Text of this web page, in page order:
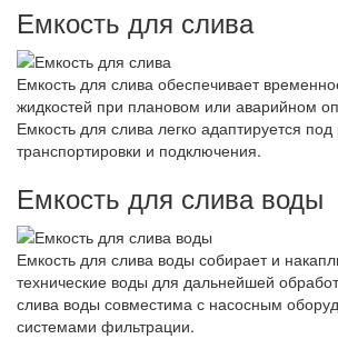
Емкость для слива
Емкость для слива обеспечивает
жидкостей при плановом или аварийном
Емкость для слива легко адаптируется
транспортировки и подключения.
Емкость для слива воды
Емкость для слива воды собирает и
технические воды для дальнейшей
слива воды совместима с насосным
системами фильтрации.